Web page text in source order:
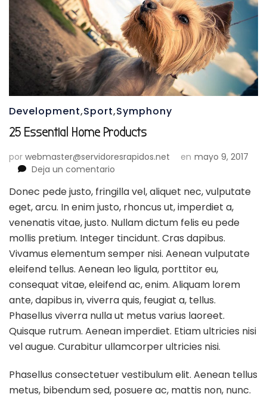
Development,Sport,Symphony
25 Essential Home Products
por webmaster@servidoresrapidos.net en mayo 9, 2017
Deja un comentario
Essential
Home
Products
Donec pede justo, fringilla vel, aliquet nec, vulputate
eget, arcu. In enim justo, rhoncus ut, imperdiet a,
venenatis vitae, justo. Nullam dictum felis eu pede
mollis pretium. Integer tincidunt. Cras dapibus.
Vivamus elementum semper nisi. Aenean vulputate
eleifend tellus. Aenean leo ligula, porttitor eu,
consequat vitae, eleifend ac, enim. Aliquam lorem
ante, dapibus in, viverra quis, feugiat a, tellus.
Phasellus viverra nulla ut metus varius laoreet.
Quisque rutrum. Aenean imperdiet. Etiam ultricies nisi
vel augue. Curabitur ullamcorper ultricies nisi.
Phasellus consectetuer vestibulum elit. Aenean tellus
metus, bibendum sed, posuere ac, mattis non, nunc.